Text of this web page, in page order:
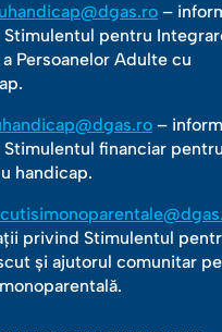
–
pentru
a Persoanelor Adulte cu
–
financiar pentru
handicap.
privind Stimulentul
și ajutorul comunitar